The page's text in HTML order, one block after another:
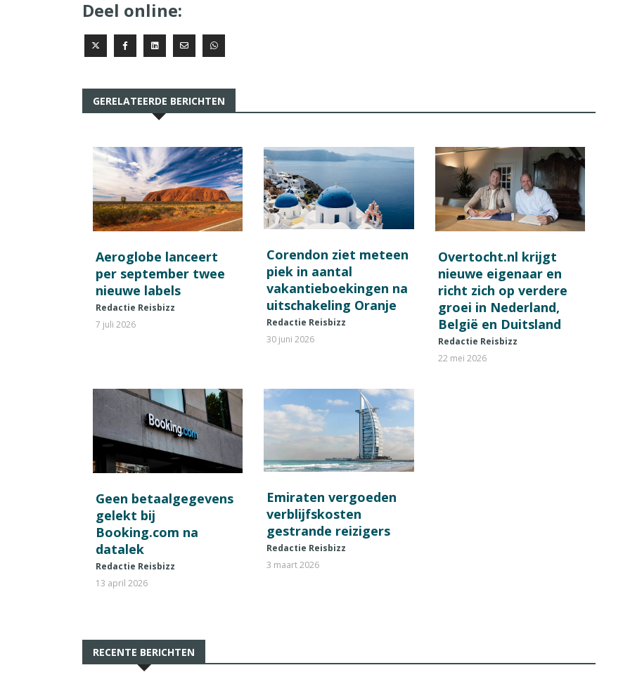
Deel online:
GERELATEERDE BERICHTEN
Aeroglobe lanceert
per september twee
nieuwe labels
Redactie Reisbizz
7 juli 2026
Corendon ziet meteen
piek in aantal
vakantieboekingen na
uitschakeling Oranje
Redactie Reisbizz
30 juni 2026
Overtocht.nl krijgt
nieuwe eigenaar en
richt zich op verdere
groei in Nederland,
België en Duitsland
Redactie Reisbizz
22 mei 2026
Geen betaalgegevens
gelekt bij
Booking.com na
datalek
Redactie Reisbizz
13 april 2026
Emiraten vergoeden
verblijfskosten
gestrande reizigers
Redactie Reisbizz
3 maart 2026
RECENTE BERICHTEN